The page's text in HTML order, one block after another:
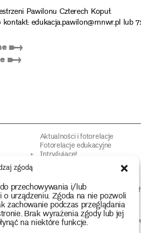
zgodą
przechowywania i/lub
urządzeniu. Zgoda na nie pozwoli
zachowanie podczas przeglądania
Brak wyrażenia zgody lub jej
na niektóre funkcje.
Pawilonu Czterech Kopuł.
edukacja.pawilon@mnwr.pl lub 71
➸
➸
Aktualności i fotorelacje
Fotorelacje edukacyjne
Intrygujące!
Europejskie Dni Dziedzictwa
Programy badań strat
we Wrocławiu Polityka